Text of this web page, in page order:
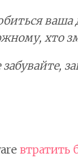
ваша
хто
втратить